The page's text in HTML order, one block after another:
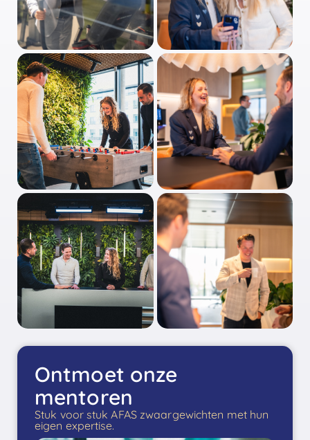
Ontmoet onze
mentoren
Stuk voor stuk AFAS zwaargewichten met hun
eigen expertise.